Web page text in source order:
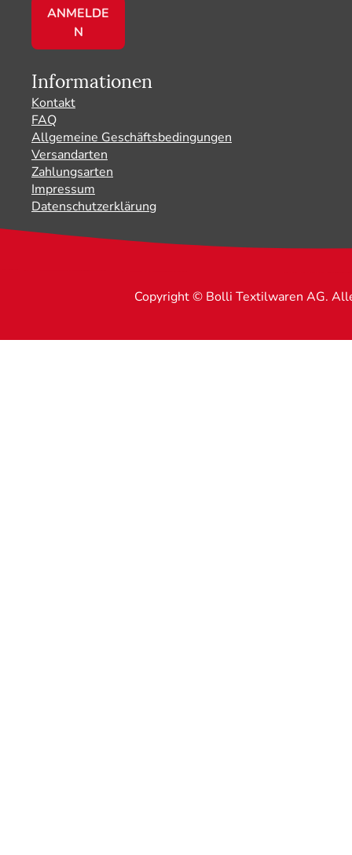
Informationen
Kontakt
FAQ
Allgemeine Geschäftsbedingungen
Versandarten
Zahlungsarten
Impressum
Datenschutzerklärung
Copyright © Bolli Textilwaren AG.